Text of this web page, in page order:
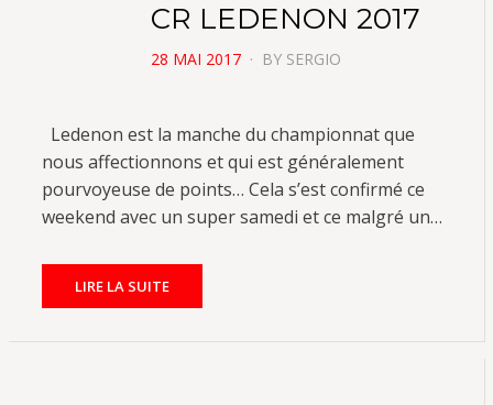
CR LEDENON 2017
POSTED
28 MAI 2017 BY SERGIO
Ledenon est la manche du championnat que
nous affectionnons et qui est généralement
pourvoyeuse de points… Cela s’est confirmé ce
weekend avec un super samedi et ce malgré un…
LIRE LA SUITE